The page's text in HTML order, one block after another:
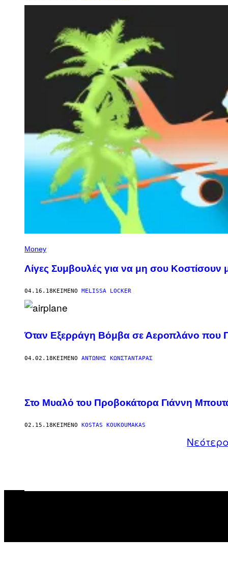
Money
Λίγες Συμβουλές για να μη σου Κοστίσουν
04.16.18ΚΕΊΜΕΝΟ MELISSA LOCKER
Όταν Εξερράγη Βόμβα σε Αεροπλάνο που
04.02.18ΚΕΊΜΕΝΟ ΑΝΤΏΝΗΣ ΚΩΝΣΤΑΝΤΆΡΑΣ
Στο Μυαλό του Προβοκάτορα Γιάννη
02.15.18ΚΕΊΜΕΝΟ KOSTAS KOUKOUMAKAS